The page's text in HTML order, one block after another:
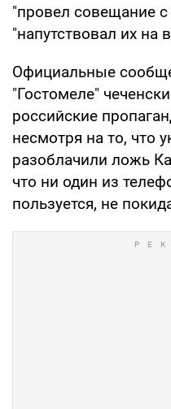
"провел совещание
"напутствовал их на
Официальные
"Гостомеле"
российские
несмотря на то, что
разоблачили ложь
что ни один из
пользуется, не